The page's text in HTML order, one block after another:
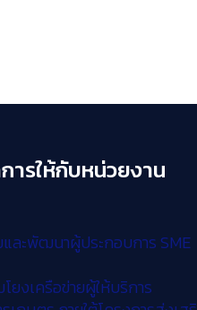
ารให้กับหน่วยงาน
และพัฒนาผู้ประกอบการ SME
ยงเครือข่ายผู้ให้บริการ